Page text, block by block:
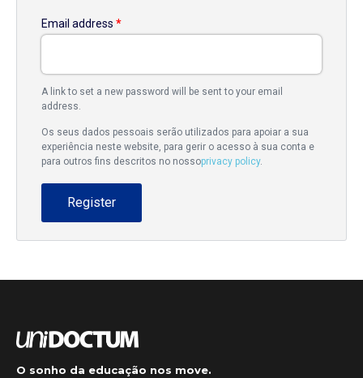
Email address *
A link to set a new password will be sent to your email
address.
Os seus dados pessoais serão utilizados para apoiar a sua
experiência neste website, para gerir o acesso à sua conta e
para outros fins descritos no nossoprivacy policy.
Register
O sonho da educação nos move.